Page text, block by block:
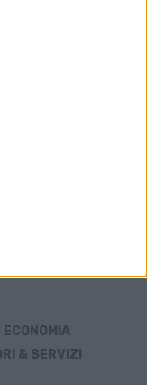
ECONOMIA
& SERVIZI